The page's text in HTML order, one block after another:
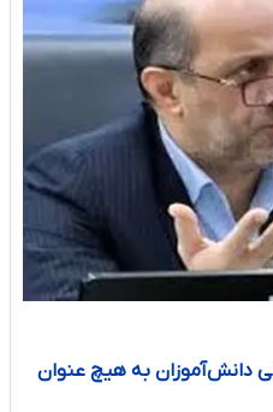
دانش‌آموزان به هیچ عنوان